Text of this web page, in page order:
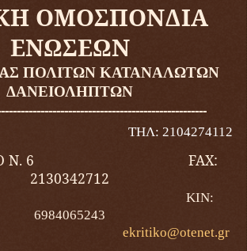
ΟΜΟΣΠΟΝΔΙΑ
ΕΝΩΣΕΩΝ
ΠΟΛΙΤΩΝ ΚΑΤΑΝΑΛΩΤΩΝ
ΔΑΝΕΙΟΛΗΠΤΩΝ
ΤΗΛ: 2104274112
Ν. 6 FAX:
2130342712
ΚΙΝ:
6984065243
ekritiko@otenet.gr